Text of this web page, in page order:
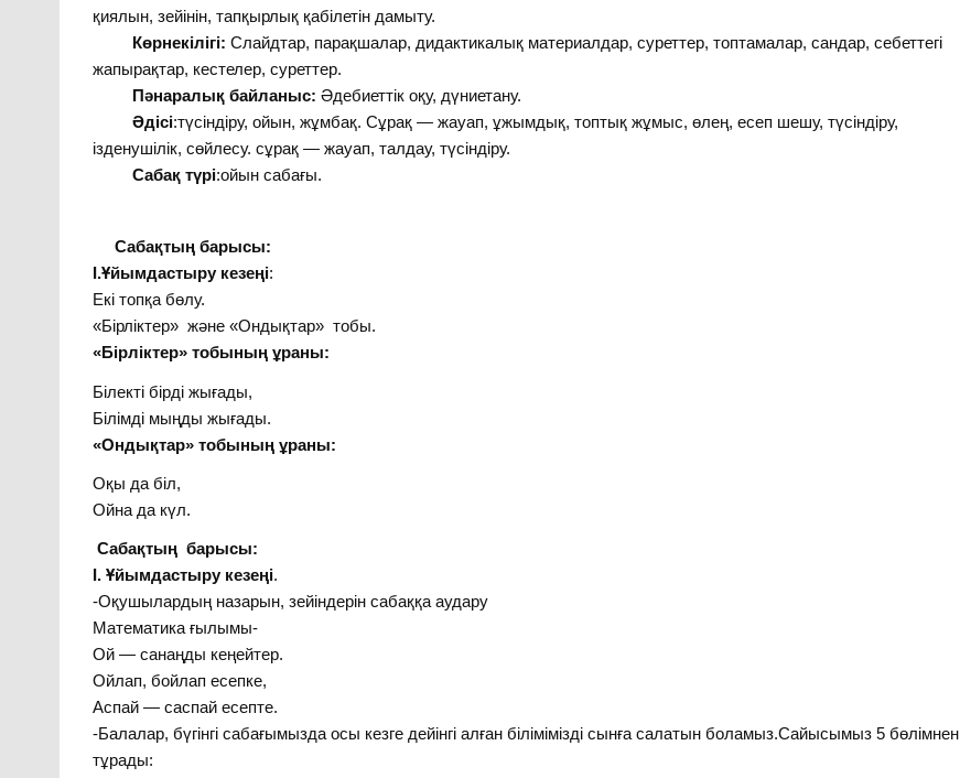
қиялын, зейінін, тапқырлық қабілетін дамыту.
Көрнекілігі: Слайдтар, парақшалар, дидактикалық материалдар, суреттер, топтамалар, сандар, себеттегі
жапырақтар, кестелер, суреттер.
Пәнаралық байланыс: Әдебиеттік оқу, дүниетану.
Әдісі:түсіндіру, ойын, жұмбақ. Сұрақ — жауап, ұжымдық, топтық жұмыс, өлең, есеп шешу, түсіндіру,
ізденушілік, сөйлесу. сұрақ — жауап, талдау, түсіндіру.
Сабақ түрі:ойын сабағы.
Сабақтың барысы:
І.Ұйымдастыру кезеңі:
Екі топқа бөлу.
«Бірліктер» және «Ондықтар» тобы.
«Бірліктер» тобының ұраны:
Білекті бірді жығады,
Білімді мыңды жығады.
«Ондықтар» тобының ұраны:
Оқы да біл,
Ойна да күл.
Сабақтың барысы:
І. Ұйымдастыру кезеңі.
-Оқушылардың назарын, зейіндерін сабаққа аудару
Математика ғылымы-
Ой — санаңды кеңейтер.
Ойлап, бойлап есепке,
Аспай — саспай есепте.
-Балалар, бүгінгі сабағымызда осы кезге дейінгі алған білімімізді сынға салатын боламыз.Сайысымыз 5 бөлімнен
тұрады: